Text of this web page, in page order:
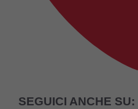
SEGUICI ANCHE SU: